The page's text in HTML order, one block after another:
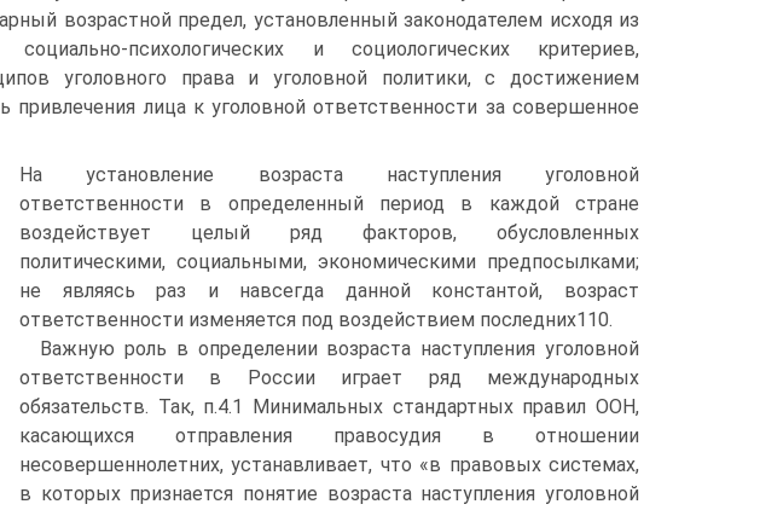
возрастной предел, установленный законодателем исходя из
социально-психологических и социологических критериев,
уголовного права и уголовной политики, с достижением
привлечения лица к уголовной ответственности за совершенное
На установление возраста наступления уголовной
ответственности в определенный период в каждой стране
воздействует целый ряд факторов, обусловленных
политическими, социальными, экономическими предпосылками;
не являясь раз и навсегда данной константой, возраст
ответственности изменяется под воздействием последних110.
Важную роль в определении возраста наступления уголовной
ответственности в России играет ряд международных
обязательств. Так, п.4.1 Минимальных стандартных правил ООН,
касающихся отправления правосудия в отношении
несовершеннолетних, устанавливает, что «в правовых системах,
в которых признается понятие возраста наступления уголовной